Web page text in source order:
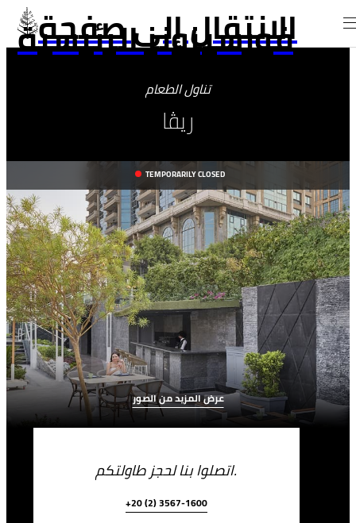
الانتقال إلى صفحة
فورسيزونز الرئيسية
تناول الطعام
ريڤا
TEMPORARILY CLOSED
عرض المزيد من الصور
اتصلوا بنا لحجز طاولتكم.
+20 (2) 3567-1600